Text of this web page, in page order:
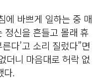
에 바쁘게 일하는 중 매
정신을 흔들고 몰래 휴
다’고 소리 질렀다”면
더니 마음대로 허락 없
다.